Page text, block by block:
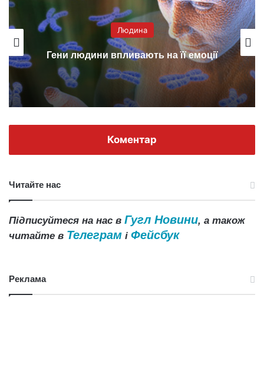
її емоції
Людина
Вчені не вірять в любов
першого побачення
Коментар
Читайте нас
Підписуйтеся на нас в Гугл Новини, а також
читайте в Телеграм і Фейсбук
Реклама